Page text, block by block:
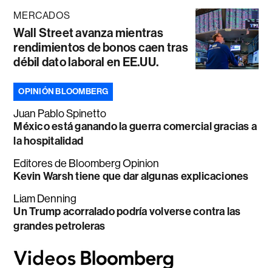
MERCADOS
Wall Street avanza mientras
rendimientos de bonos caen tras
débil dato laboral en EE.UU.
OPINIÓN BLOOMBERG
Juan Pablo Spinetto
México está ganando la guerra comercial gracias a
la hospitalidad
Editores de Bloomberg Opinion
Kevin Warsh tiene que dar algunas explicaciones
Liam Denning
Un Trump acorralado podría volverse contra las
grandes petroleras